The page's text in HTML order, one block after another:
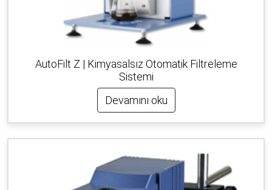
AutoFilt Z | Kimyasalsız Otomatik Filtreleme
Sistemi
Devamını oku